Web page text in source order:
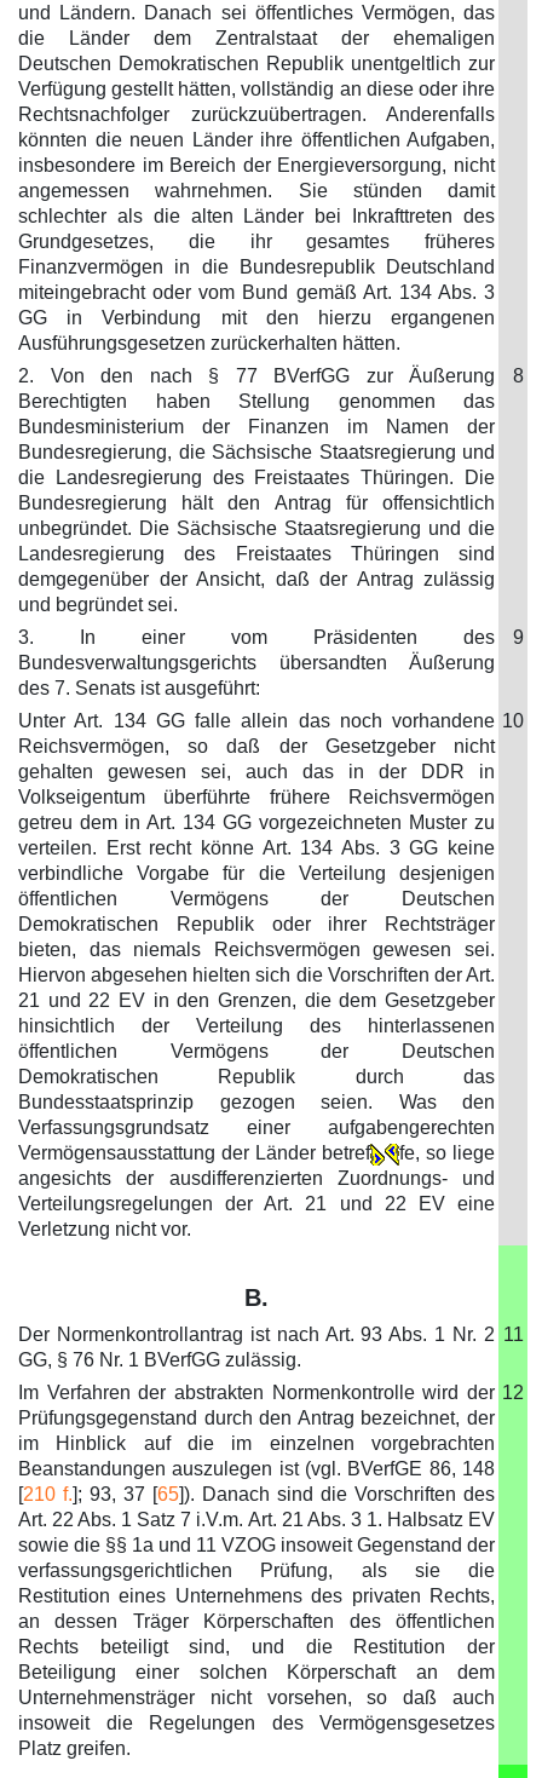
und Ländern. Danach sei öffentliches Vermögen, das
die Länder dem Zentralstaat der ehemaligen
Deutschen Demokratischen Republik unentgeltlich zur
Verfügung gestellt hätten, vollständig an diese oder ihre
Rechtsnachfolger zurückzuübertragen. Anderenfalls
könnten die neuen Länder ihre öffentlichen Aufgaben,
insbesondere im Bereich der Energieversorgung, nicht
angemessen wahrnehmen. Sie stünden damit
schlechter als die alten Länder bei Inkrafttreten des
Grundgesetzes, die ihr gesamtes früheres
Finanzvermögen in die Bundesrepublik Deutschland
miteingebracht oder vom Bund gemäß Art. 134 Abs. 3
GG in Verbindung mit den hierzu ergangenen
Ausführungsgesetzen zurückerhalten hätten.
2. Von den nach § 77 BVerfGG zur Äußerung
Berechtigten haben Stellung genommen das
Bundesministerium der Finanzen im Namen der
Bundesregierung, die Sächsische Staatsregierung und
die Landesregierung des Freistaates Thüringen. Die
Bundesregierung hält den Antrag für offensichtlich
unbegründet. Die Sächsische Staatsregierung und die
Landesregierung des Freistaates Thüringen sind
demgegenüber der Ansicht, daß der Antrag zulässig
und begründet sei.
8
3. In einer vom Präsidenten des
Bundesverwaltungsgerichts übersandten Äußerung
des 7. Senats ist ausgeführt:
9
Unter Art. 134 GG falle allein das noch vorhandene
Reichsvermögen, so daß der Gesetzgeber nicht
gehalten gewesen sei, auch das in der DDR in
Volkseigentum überführte frühere Reichsvermögen
getreu dem in Art. 134 GG vorgezeichneten Muster zu
verteilen. Erst recht könne Art. 134 Abs. 3 GG keine
verbindliche Vorgabe für die Verteilung desjenigen
öffentlichen Vermögens der Deutschen
Demokratischen Republik oder ihrer Rechtsträger
bieten, das niemals Reichsvermögen gewesen sei.
Hiervon abgesehen hielten sich die Vorschriften der Art.
21 und 22 EV in den Grenzen, die dem Gesetzgeber
hinsichtlich der Verteilung des hinterlassenen
öffentlichen Vermögens der Deutschen
Demokratischen Republik durch das
Bundesstaatsprinzip gezogen seien. Was den
Verfassungsgrundsatz einer aufgabengerechten
Vermögensausstattung der Länder betref
fe, so liege
angesichts der ausdifferenzierten Zuordnungs- und
Verteilungsregelungen der Art. 21 und 22 EV eine
Verletzung nicht vor.
10
B.
Der Normenkontrollantrag ist nach Art. 93 Abs. 1 Nr. 2
GG, § 76 Nr. 1 BVerfGG zulässig.
11
Im Verfahren der abstrakten Normenkontrolle wird der
Prüfungsgegenstand durch den Antrag bezeichnet, der
im Hinblick auf die im einzelnen vorgebrachten
Beanstandungen auszulegen ist (vgl. BVerfGE 86, 148
[210 f.]; 93, 37 [65]). Danach sind die Vorschriften des
Art. 22 Abs. 1 Satz 7 i.V.m. Art. 21 Abs. 3 1. Halbsatz EV
sowie die §§ 1a und 11 VZOG insoweit Gegenstand der
verfassungsgerichtlichen Prüfung, als sie die
Restitution eines Unternehmens des privaten Rechts,
an dessen Träger Körperschaften des öffentlichen
Rechts beteiligt sind, und die Restitution der
Beteiligung einer solchen Körperschaft an dem
Unternehmensträger nicht vorsehen, so daß auch
insoweit die Regelungen des Vermögensgesetzes
Platz greifen.
12